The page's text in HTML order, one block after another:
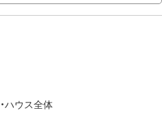
ハウス全体